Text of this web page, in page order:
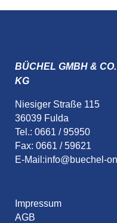
BÜCHEL GMBH &
KG
Niesiger Straße 115
36039 Fulda
Tel.: 0661 / 95950
Fax: 0661 / 59621
E-Mail:info@buechel-
Impressum
AGB